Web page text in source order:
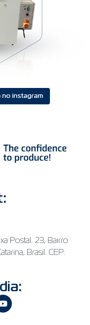
no instagram
Postal. 23, Bairro
Brasil. CEP: